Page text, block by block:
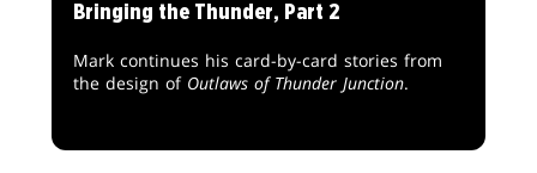
Bringing the Thunder, Part 2
Mark continues his card-by-card stories from
the design of Outlaws of Thunder Junction.